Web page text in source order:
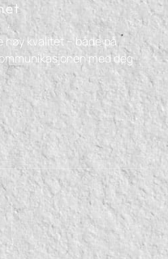
høy kvalitet – både på
med deg